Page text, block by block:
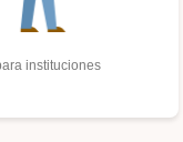
instituciones